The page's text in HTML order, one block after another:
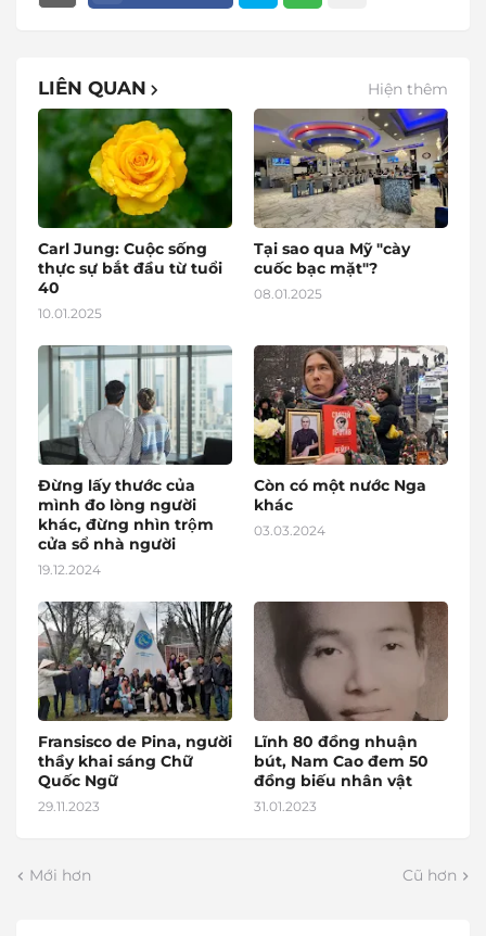
LIÊN QUAN Hiện thêm
Carl Jung: Cuộc sống
thực sự bắt đầu từ tuổi
40
10.01.2025
Tại sao qua Mỹ "cày
cuốc bạc mặt"?
08.01.2025
Đừng lấy thước của
mình đo lòng người
khác, đừng nhìn trộm
cửa sổ nhà người
19.12.2024
Còn có một nước Nga
khác
03.03.2024
Fransisco de Pina, người
thầy khai sáng Chữ
Quốc Ngữ
29.11.2023
Lĩnh 80 đồng nhuận
bút, Nam Cao đem 50
đồng biếu nhân vật
31.01.2023
Mới hơn Cũ hơn